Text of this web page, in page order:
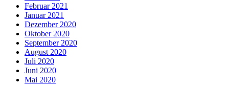
Februar 2021
Januar 2021
Dezember 2020
Oktober 2020
September 2020
August 2020
Juli 2020
Juni 2020
Mai 2020